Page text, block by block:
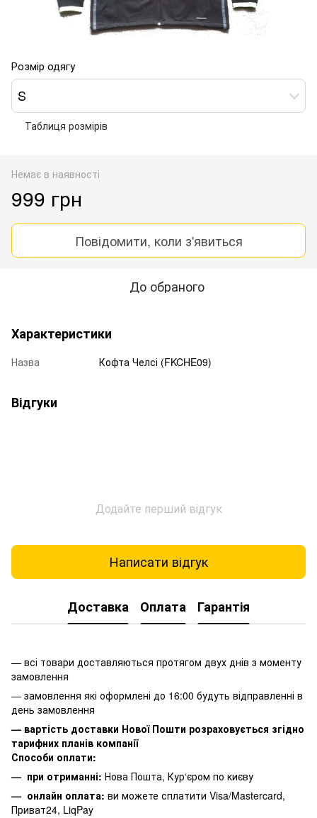
Розмір одягу
S
Таблиця розмірів
Немає в наявності
999 грн
Повідомити, коли з'явиться
До обраного
Характеристики
Назва Кофта Челсі (FKCHE09)
Відгуки
Додайте перший відгук
Написати відгук
Доставка Оплата Гарантія
— всі товари доставляються протягом двух днів з моменту
замовлення
— замовлення які оформлені до 16:00 будуть відправленні в
день замовлення
— вартість доставки Нової Пошти розраховується згідно
тарифних планів компанії
Способи оплати:
— при отриманні: Нова Пошта, Кур‘єром по києву
— онлайн оплата: ви можете сплатити Visa/Mastercard,
Приват24, LiqPay